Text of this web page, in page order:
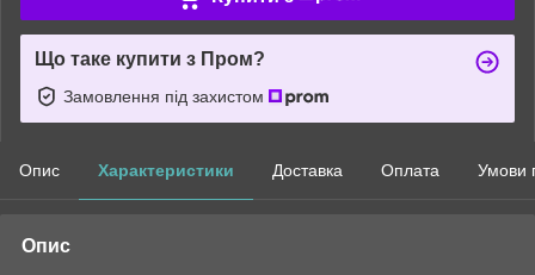
Що таке купити з Пром?
Замовлення під захистом
Опис Характеристики Доставка Оплата Умови
Опис